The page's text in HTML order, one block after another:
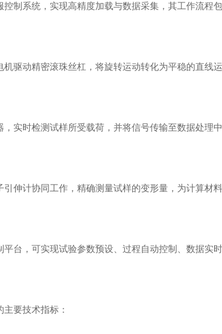
制系统，实现高精度加载与数据采集，其工作流程
驱动精密滚珠丝杠，将旋转运动转化为平稳的直线
实时检测试样所受载荷，并将信号传输至数据处理
伸计协同工作，精确测量试样的变形量，为计算材
台，可实现试验参数预设、过程自动控制、数据实
要技术指标：